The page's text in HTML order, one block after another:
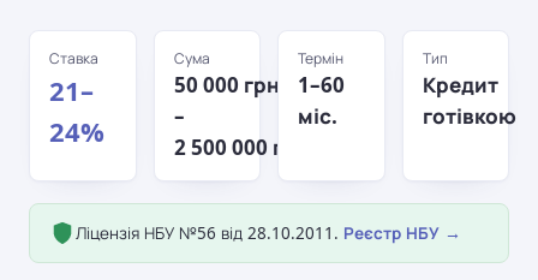
Ставка
21–
24%
Сума
50 000 грн
–
2 500 000 грн
Термін
1–60
міс.
Тип
Кредит
готівкою
Ліцензія НБУ №56 від 28.10.2011. Реєстр НБУ →